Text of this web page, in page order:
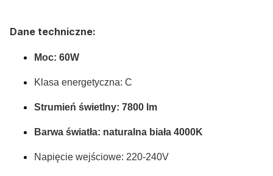
Dane techniczne:
Moc: 60W
Klasa energetyczna: C
Strumień świetlny: 7800 lm
Barwa światła: naturalna biała 4000K
Napięcie wejściowe: 220-240V